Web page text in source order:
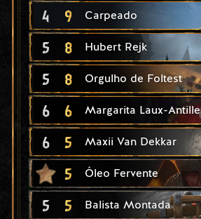
4 9 Carpeado
5 8 Hubert Rejk
5 8 Orgulho de Foltest
6 6 Margarita Laux-Antille
6 5 Maxii Van Dekkar
5 Óleo Fervente
5 5 Balista Montada